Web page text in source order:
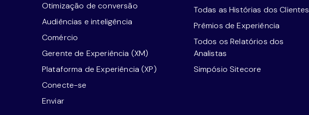
Otimização de conversão
Audiências e inteligência
Comércio
Gerente de Experiência (XM)
Plataforma de Experiência (XP)
Conecte-se
Enviar
Todas as Histórias dos Clientes
Prêmios de Experiência
Todos os Relatórios dos
Analistas
Simpósio Sitecore